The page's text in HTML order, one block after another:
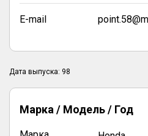
E-mail
Дата выпуска: 98
Марка / Модель / Год